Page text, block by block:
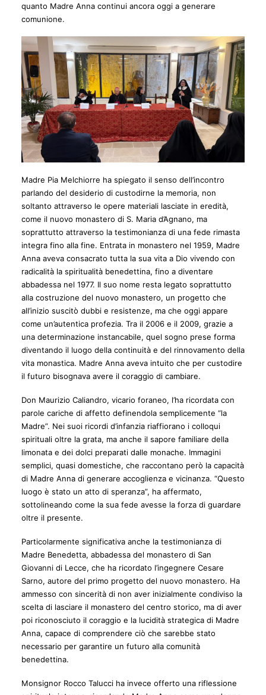
quanto Madre Anna continui ancora oggi a generare
comunione.
Madre Pia Melchiorre ha spiegato il senso dell’incontro
parlando del desiderio di custodirne la memoria, non
soltanto attraverso le opere materiali lasciate in eredità,
come il nuovo monastero di S. Maria d’Agnano, ma
soprattutto attraverso la testimonianza di una fede rimasta
integra fino alla fine. Entrata in monastero nel 1959, Madre
Anna aveva consacrato tutta la sua vita a Dio vivendo con
radicalità la spiritualità benedettina, fino a diventare
abbadessa nel 1977. Il suo nome resta legato soprattutto
alla costruzione del nuovo monastero, un progetto che
all’inizio suscitò dubbi e resistenze, ma che oggi appare
come un’autentica profezia. Tra il 2006 e il 2009, grazie a
una determinazione instancabile, quel sogno prese forma
diventando il luogo della continuità e del rinnovamento della
vita monastica. Madre Anna aveva intuito che per custodire
il futuro bisognava avere il coraggio di cambiare.
Don Maurizio Caliandro, vicario foraneo, l’ha ricordata con
parole cariche di affetto definendola semplicemente “la
Madre”. Nei suoi ricordi d’infanzia riaffiorano i colloqui
spirituali oltre la grata, ma anche il sapore familiare della
limonata e dei dolci preparati dalle monache. Immagini
semplici, quasi domestiche, che raccontano però la capacità
di Madre Anna di generare accoglienza e vicinanza. “Questo
luogo è stato un atto di speranza”, ha affermato,
sottolineando come la sua fede avesse la forza di guardare
oltre il presente.
Particolarmente significativa anche la testimonianza di
Madre Benedetta, abbadessa del monastero di San
Giovanni di Lecce, che ha ricordato l’ingegnere Cesare
Sarno, autore del primo progetto del nuovo monastero. Ha
ammesso con sincerità di non aver inizialmente condiviso la
scelta di lasciare il monastero del centro storico, ma di aver
poi riconosciuto il coraggio e la lucidità strategica di Madre
Anna, capace di comprendere ciò che sarebbe stato
necessario per garantire un futuro alla comunità
benedettina.
Monsignor Rocco Talucci ha invece offerto una riflessione